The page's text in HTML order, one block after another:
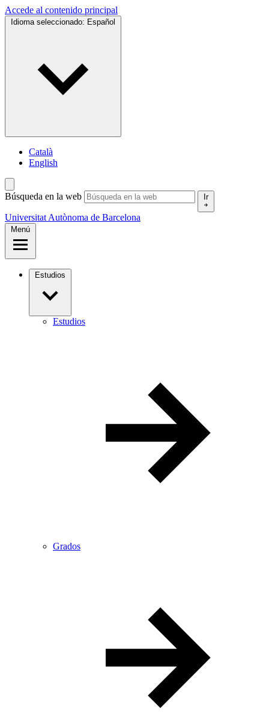
Accede al contenido principal
Idioma seleccionado: Español
Català
English
Búsqueda en la web Ir
Universitat Autònoma de Barcelona
Menú
Estudios
Estudios
Grados